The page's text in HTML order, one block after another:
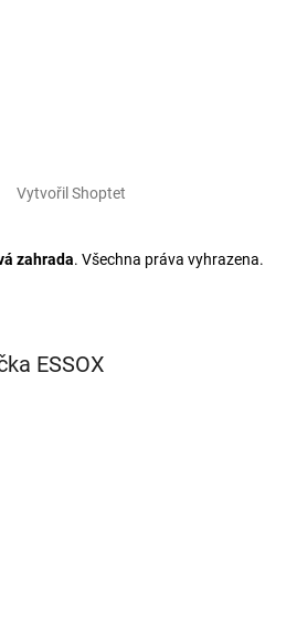
Vytvořil Shoptet
zahrada. Všechna práva vyhrazena.
ESSOX